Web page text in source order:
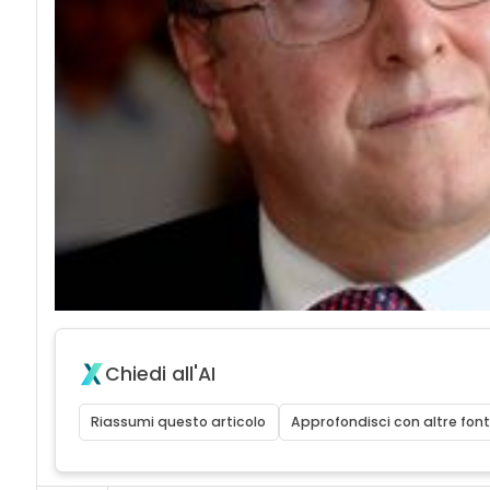
Chiedi all'AI
Riassumi questo articolo Approfondisci con altre